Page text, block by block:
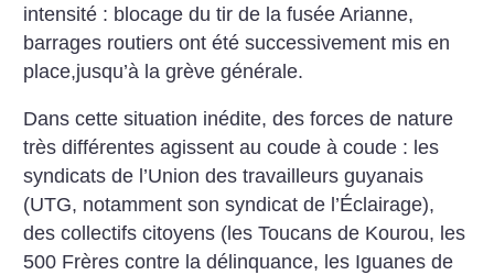
intensité : blocage du tir de la fusée Arianne,
barrages routiers ont été successivement mis en
place,jusqu’à la grève générale.
Dans cette situation inédite, des forces de nature
très différentes agissent au coude à coude : les
syndicats de l’Union des travailleurs guyanais
(UTG, notamment son syndicat de l’Éclairage),
des collectifs citoyens (les Toucans de Kourou, les
500 Frères contre la délinquance, les Iguanes de